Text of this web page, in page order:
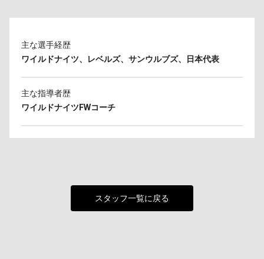
主な選手経歴
ワイルドナイツ、レベルズ、サンウルブズ、日本代表
主な指導者歴
ワイルドナイツFWコーチ
スタッフ一覧に戻る